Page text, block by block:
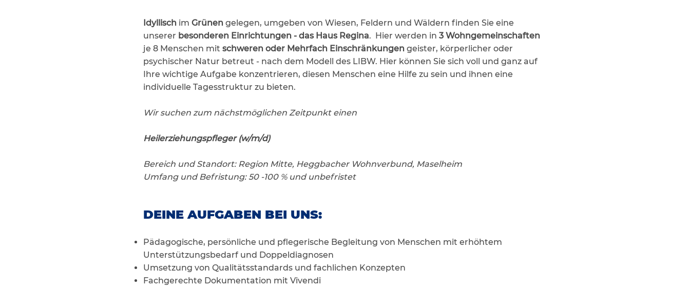
Idyllisch im Grünen gelegen, umgeben von Wiesen, Feldern und Wäldern finden Sie eine
unserer besonderen Einrichtungen - das Haus Regina. Hier werden in 3 Wohngemeinschaften
je 8 Menschen mit schweren oder Mehrfach Einschränkungen geister, körperlicher oder
psychischer Natur betreut - nach dem Modell des LIBW. Hier können Sie sich voll und ganz auf
Ihre wichtige Aufgabe konzentrieren, diesen Menschen eine Hilfe zu sein und ihnen eine
individuelle Tagesstruktur zu bieten.
Wir suchen zum nächstmöglichen Zeitpunkt einen
Heilerziehungspfleger (w/m/d)
Bereich und Standort: Region Mitte, Heggbacher Wohnverbund, Maselheim
Umfang und Befristung: 50 -100 % und unbefristet
DEINE AUFGABEN BEI UNS:
Pädagogische, persönliche und pflegerische Begleitung von Menschen mit erhöhtem
Unterstützungsbedarf und Doppeldiagnosen
Umsetzung von Qualitätsstandards und fachlichen Konzepten
Fachgerechte Dokumentation mit Vivendi